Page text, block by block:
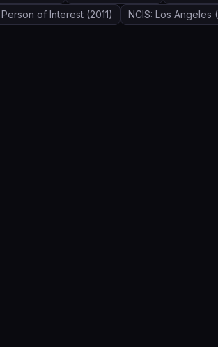
Person of Interest (2011) NCIS: Los Angeles